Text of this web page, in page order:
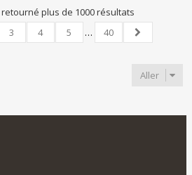
plus de 1000 résultats
3 4 5 …
40
Suivant
Aller